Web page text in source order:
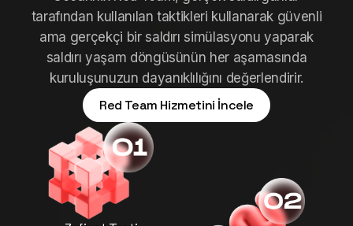
tarafından kullanılan taktikleri kullanarak güvenli
ama gerçekçi bir saldırı simülasyonu yaparak
saldırı yaşam döngüsünün her aşamasında
kuruluşunuzun dayanıklılığını değerlendirir.
Red Team Hizmetini İncele